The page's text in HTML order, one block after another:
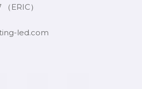
ERIC）
led.com